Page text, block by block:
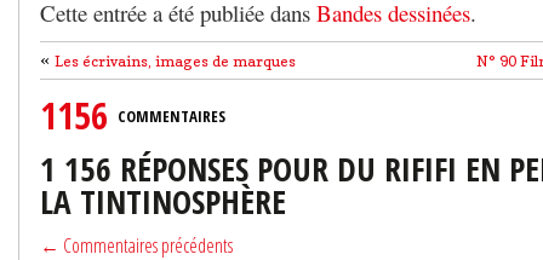
Cette entrée a été publiée dans Bandes dessinées.
N° 90
« Les écrivains, images de marques
1156 COMMENTAIRES
1 156 RÉPONSES POUR DU RIFIFI EN
LA TINTINOSPHÈRE
← Commentaires précédents